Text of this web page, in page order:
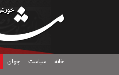
خانه سیاست جهان